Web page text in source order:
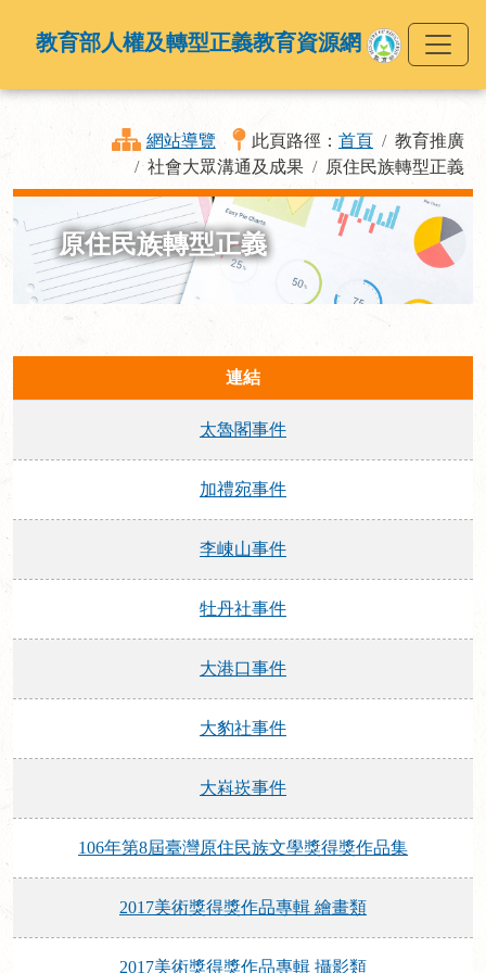
教育部人權及轉型正義教育資源網
網站導覽 此頁路徑： 首頁
教育推廣
社會大眾溝通及成果
原住民族轉型正義
原住民族轉型正義
連結
太魯閣事件
加禮宛事件
李崠山事件
牡丹社事件
大港口事件
大豹社事件
大嵙崁事件
106年第8屆臺灣原住民族文學獎得獎作品集
2017美術獎得獎作品專輯 繪畫類
2017美術獎得獎作品專輯 攝影類